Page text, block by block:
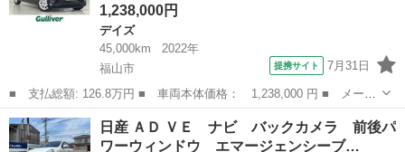
1,238,000円
デイズ
45,000km
2022年
福山市
提携サイト 7月31日
■ 支払総額: 126.8万円 ■ 車両本体価格： 1,238,000 円 ■ メーカ
ー名： 日産 ■ 車種名： デイズ ■ グレード名： ハイウェイス
ター Ｘ プロパイロットエディション 禁煙車 純正９インチナ
ビ パノラ...
広島 福山市 デイズ
日産 ＡＤ ＶＥ ナビ バックカメラ 前後パ
ワーウィンドウ エマージェンシーブ…